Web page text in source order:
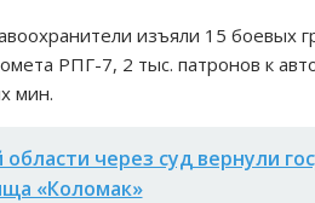
изъяли 15 боевых
РПГ-7, 2 тыс. патронов к
мин.
области через суд вернули
«Коломак»